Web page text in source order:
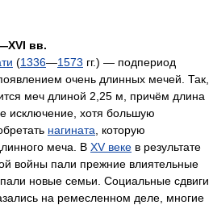
вв.
(1336—1573 гг.) — подпериод
очень длинных мечей. Так,
меч длиной 2,25 м, причём длина
исключение, хотя большую
нагината, которую
меча. В XV веке в результате
войны пали прежние влиятельные
новые семьи. Социальные сдвиги
на ремесленном деле, многие